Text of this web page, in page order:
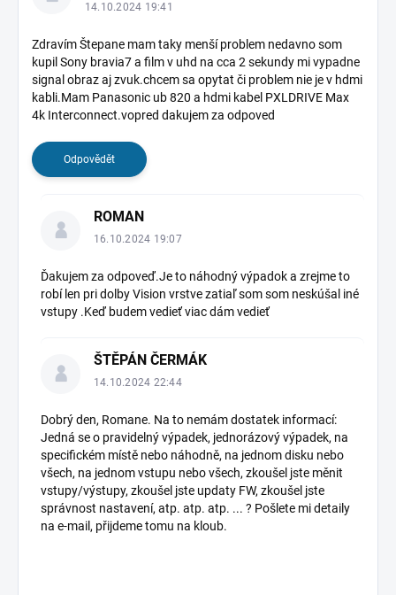
14.10.2024 19:41
Zdravím Štepane mam taky menší problem nedavno som
kupil Sony bravia7 a film v uhd na cca 2 sekundy mi vypadne
signal obraz aj zvuk.chcem sa opytat či problem nie je v hdmi
kabli.Mam Panasonic ub 820 a hdmi kabel PXLDRIVE Max
4k Interconnect.vopred dakujem za odpoved
Odpovědět
ROMAN
16.10.2024 19:07
Ďakujem za odpoveď.Je to náhodný výpadok a zrejme to
robí len pri dolby Vision vrstve zatiaľ som som neskúšal iné
vstupy .Keď budem vedieť viac dám vedieť
ŠTĚPÁN ČERMÁK
14.10.2024 22:44
Dobrý den, Romane. Na to nemám dostatek informací:
Jedná se o pravidelný výpadek, jednorázový výpadek, na
specifickém místě nebo náhodně, na jednom disku nebo
všech, na jednom vstupu nebo všech, zkoušel jste měnit
vstupy/výstupy, zkoušel jste updaty FW, zkoušel jste
správnost nastavení, atp. atp. atp. ... ? Pošlete mi detaily
na e-mail, přijdeme tomu na kloub.